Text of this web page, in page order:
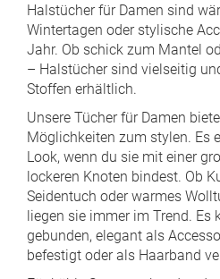
Halstücher für Damen sind
Wintertagen oder stylische
Jahr. Ob schick zum Mantel
– Halstücher sind vielseitig
Stoffen erhältlich.
Unsere Tücher für Damen
Möglichkeiten zum stylen. Es
Look, wenn du sie mit einer
lockeren Knoten bindest. Ob
Seidentuch oder warmes
liegen sie immer im Trend. Es
gebunden, elegant als
befestigt oder als Haarband